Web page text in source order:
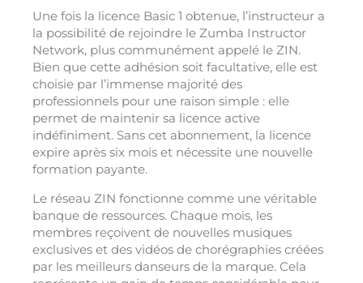
Une fois la licence Basic 1 obtenue, l’instructeur a
la possibilité de rejoindre le Zumba Instructor
Network, plus communément appelé le ZIN.
Bien que cette adhésion soit facultative, elle est
choisie par l’immense majorité des
professionnels pour une raison simple : elle
permet de maintenir sa licence active
indéfiniment. Sans cet abonnement, la licence
expire après six mois et nécessite une nouvelle
formation payante.
Le réseau ZIN fonctionne comme une véritable
banque de ressources. Chaque mois, les
membres reçoivent de nouvelles musiques
exclusives et des vidéos de chorégraphies créées
par les meilleurs danseurs de la marque. Cela